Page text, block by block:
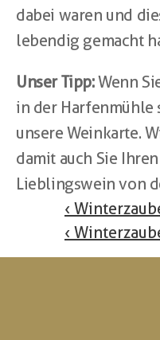
dabei waren und
lebendig gemacht
Unser Tipp: Wenn
in der Harfenmühle
unsere Weinkarte.
damit auch Sie
Lieblingswein von
‹
‹